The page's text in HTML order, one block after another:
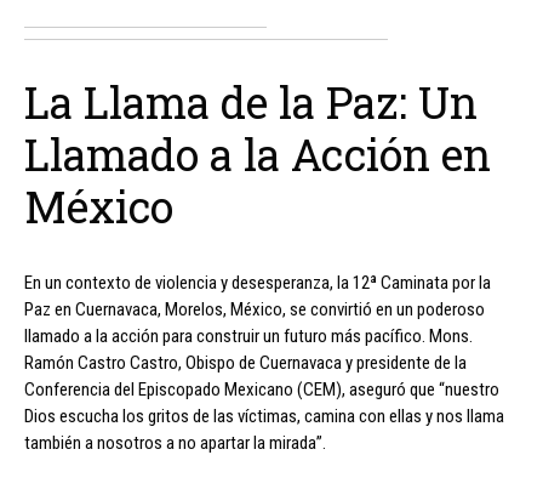
La Llama de la Paz: Un
Llamado a la Acción en
México
En un contexto de violencia y desesperanza, la 12ª Caminata por la
Paz en Cuernavaca, Morelos, México, se convirtió en un poderoso
llamado a la acción para construir un futuro más pacífico. Mons.
Ramón Castro Castro, Obispo de Cuernavaca y presidente de la
Conferencia del Episcopado Mexicano (CEM), aseguró que “nuestro
Dios escucha los gritos de las víctimas, camina con ellas y nos llama
también a nosotros a no apartar la mirada”.